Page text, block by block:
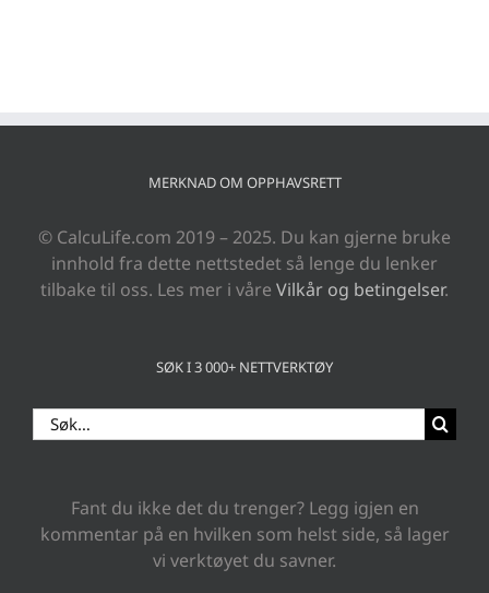
MERKNAD OM OPPHAVSRETT
© CalcuLife.com 2019 – 2025. Du kan gjerne bruke
innhold fra dette nettstedet så lenge du lenker
tilbake til oss. Les mer i våre Vilkår og betingelser.
SØK I 3 000+ NETTVERKTØY
Search
for:
Fant du ikke det du trenger? Legg igjen en
kommentar på en hvilken som helst side, så lager
vi verktøyet du savner.